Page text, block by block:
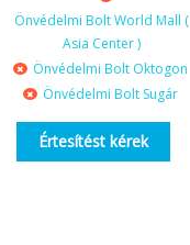
Önvédelmi Bolt World Mall (
Asia Center )
Önvédelmi Bolt Oktogon
Önvédelmi Bolt Sugár
Értesítést kérek